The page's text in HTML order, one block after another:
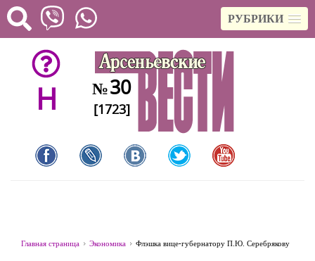
РУБРИКИ
H №30
[1723]
Главная страница Экономика Флэшка вице-губернатору П.Ю. Серебрякову